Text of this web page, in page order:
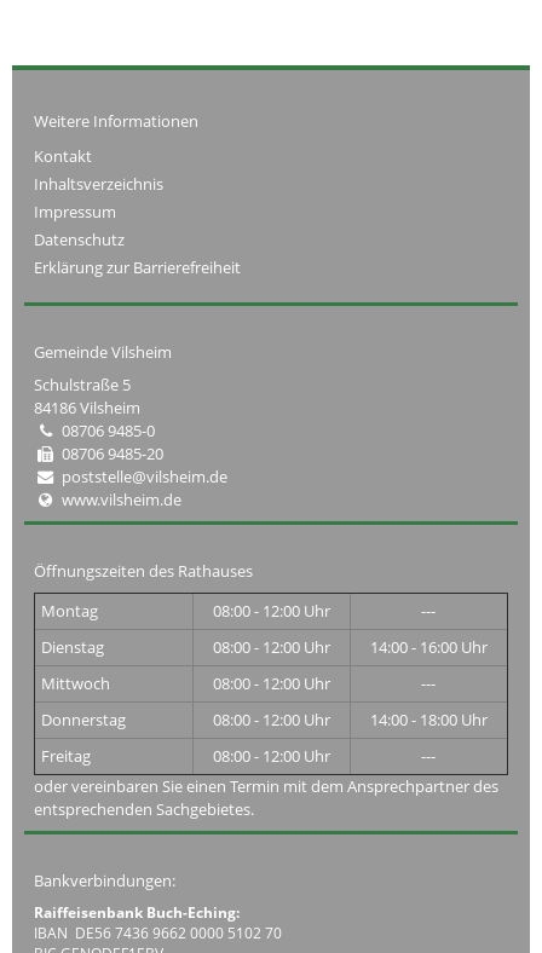
Weitere Informationen
Kontakt
Inhaltsverzeichnis
Impressum
Datenschutz
Erklärung zur Barrierefreiheit
Gemeinde Vilsheim
Schulstraße 5
84186 Vilsheim
08706 9485-0
08706 9485-20
poststelle@vilsheim.de
www.vilsheim.de
Öffnungszeiten des Rathauses
Montag
08:00 - 12:00 Uhr
---
Dienstag
08:00 - 12:00 Uhr
14:00 - 16:00 Uhr
Mittwoch
08:00 - 12:00 Uhr
---
Donnerstag
08:00 - 12:00 Uhr
14:00 - 18:00 Uhr
Freitag
08:00 - 12:00 Uhr
---
oder vereinbaren Sie einen Termin mit dem Ansprechpartner des
entsprechenden Sachgebietes.
Bankverbindungen:
Raiffeisenbank Buch-Eching:
IBAN DE56 7436 9662 0000 5102 70